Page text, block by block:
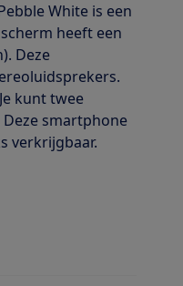
White is een
heeft een
Deze
kunt twee
smartphone
verkrijgbaar.
voor Schermdiagonaal